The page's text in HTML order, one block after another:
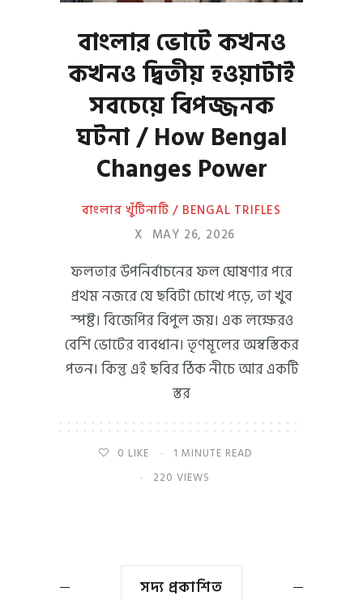
বাংলার ভোটে কখনও
কখনও দ্বিতীয় হওয়াটাই
সবচেয়ে বিপজ্জনক
ঘটনা / How Bengal
Changes Power
বাংলার খুঁটিনাটি / BENGAL TRIFLES
X MAY 26, 2026
ফলতার উপনির্বাচনের ফল ঘোষণার পরে
প্রথম নজরে যে ছবিটা চোখে পড়ে, তা খুব
স্পষ্ট। বিজেপির বিপুল জয়। এক লক্ষেরও
বেশি ভোটের ব্যবধান। তৃণমূলের অস্বস্তিকর
পতন। কিন্তু এই ছবির ঠিক নীচে আর একটি
স্তর
0 LIKE
1 MINUTE READ
220 VIEWS
সদ্য প্রকাশিত